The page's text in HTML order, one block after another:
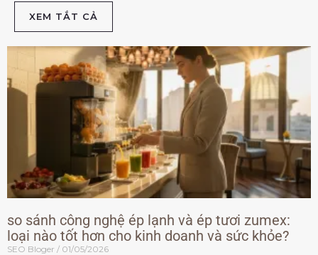
XEM TẮT CẢ
so sánh công nghệ ép lạnh và ép tươi zumex:
loại nào tốt hơn cho kinh doanh và sức khỏe?
SEO Bloger 01/05/2026